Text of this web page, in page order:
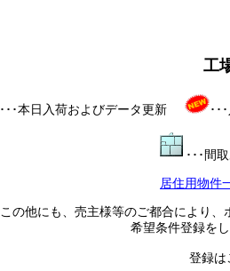
工
･･･本日入荷およびデータ更新 ･･
･･･間
居住用物件
この他にも、売主様等のご都合により
希望条件登録を
登録